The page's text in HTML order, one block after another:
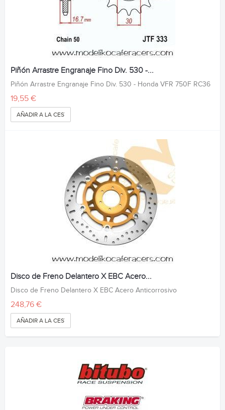
Piñón Arrastre Engranaje Fino Div. 530 -...
Piñón Arrastre Engranaje Fino Div. 530 - Honda VFR 750F RC36
19,55 €
AÑADIR A LA CESTA
Disco de Freno Delantero X EBC Acero...
Disco de Freno Delantero X EBC Acero Anticorrosivo
248,76 €
AÑADIR A LA CESTA